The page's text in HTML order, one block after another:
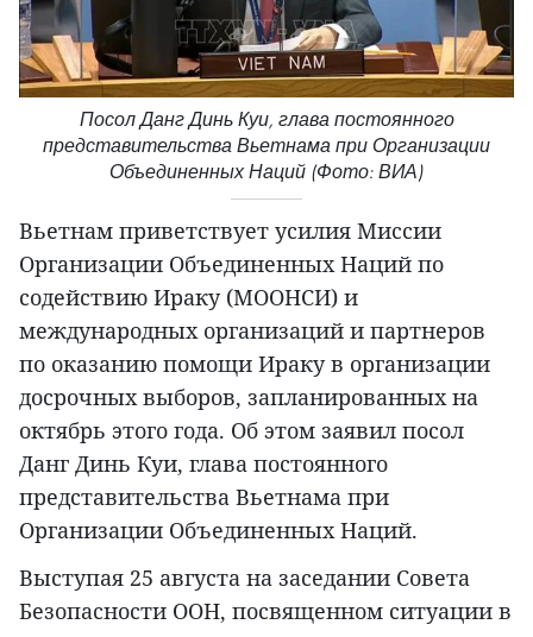
Посол Данг Динь Куи, глава постоянного
представительства Вьетнама при Организации
Объединенных Наций (Фото: ВИА)
Вьетнам приветствует усилия Миссии
Организации Объединенных Наций по
содействию Ираку (МООНСИ) и
международных организаций и партнеров
по оказанию помощи Ираку в организации
досрочных выборов, запланированных на
октябрь этого года. Об этом заявил посол
Данг Динь Куи, глава постоянного
представительства Вьетнама при
Организации Объединенных Наций.
Выступая 25 августа на заседании Совета
Безопасности ООН, посвященном ситуации в